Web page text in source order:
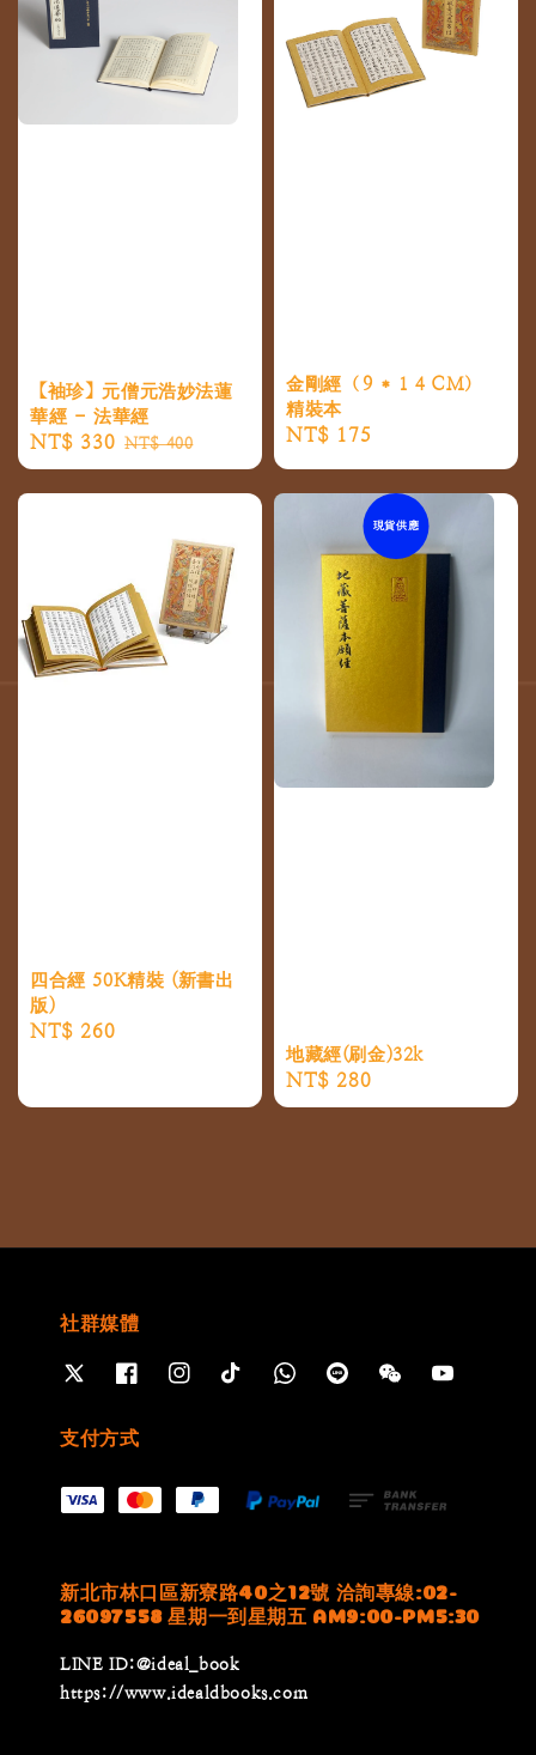
【袖珍】元僧元浩妙法蓮
華經 - 法華經
Sale
price
NT$ 330 Regular
price
NT$ 400
金剛經（９＊１４ＣＭ）
精裝本
Regular
price
NT$ 175
四合經 50K精裝 (新書出
版)
Regular
NT$ 260
現貨供應
地藏經(刷金)32k
Regular
price
NT$ 280
社群媒體
支付方式
新北市林口區新寮路40之12號 洽詢專線:02-
26097558 星期一到星期五 AM9:00-PM5:30
LINE ID:@ideal_book
https://www.idealdbooks.com